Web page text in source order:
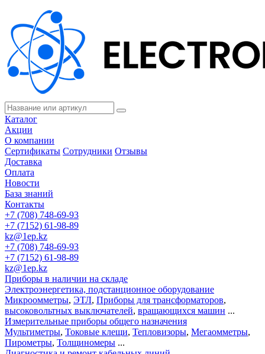
Каталог
Акции
О компании
Сертификаты Сотрудники Отзывы
Доставка
Оплата
Новости
База знаний
Контакты
+7 (708) 748-69-93
+7 (7152) 61-98-89
kz@1ep.kz
+7 (708) 748-69-93
+7 (7152) 61-98-89
kz@1ep.kz
Приборы в наличии на складе
Электроэнергетика, подстанционное оборудование
Микроомметры, ЭТЛ, Приборы для трансформаторов,
высоковольтных выключателей, вращающихся машин ...
Измерительные приборы общего назначения
Мультиметры, Токовые клещи, Тепловизоры, Мегаомметры,
Пирометры, Толщиномеры ...